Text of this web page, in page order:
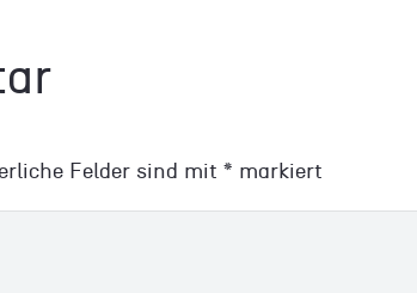
Felder sind mit * markiert